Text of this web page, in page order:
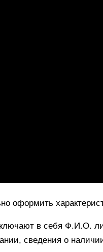
оформить
в себя Ф.И.О.
сведения о